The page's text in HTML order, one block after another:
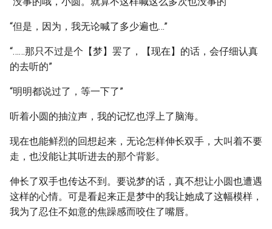
“但是，因为，我无论喊了多少遍也…”
“……那只不过是个【梦】罢了，【现在】的话，会仔细认真
的去听的”
“明明都说过了，等一下了”
听着小圆的抽泣声，我的记忆也浮上了脑海。
现在也能鲜烈的回想起来，无论怎样伸长双手，大叫着不要
走，也没能让其听进去的那个背影。
伸长了双手也传达不到。要说梦的话，真不想让小圆也遭遇
这样的心情。可是看起来正是梦中的我让她成了这幅模样，
我为了忍住不如意的焦躁感而咬住了嘴唇。